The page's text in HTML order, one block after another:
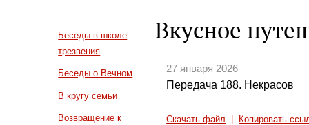
Беседы в школе
трезвения
Беседы о Вечном
В кругу семьи
Возвращение к
Вкусное
27 января 2026
Передача 188. Некрасов
Скачать файл Копировать